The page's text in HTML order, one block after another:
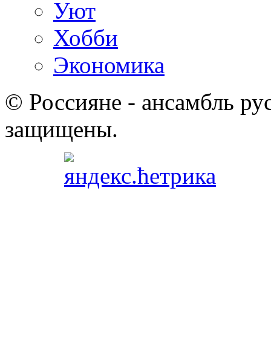
Уют
Хобби
Экономика
© Россияне - ансамбль
защищены.